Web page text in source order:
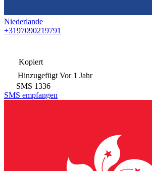
Niederlande
+3197090219791
Kopiert
Hinzugefügt Vor 1 Jahr
SMS 1336
SMS empfangen